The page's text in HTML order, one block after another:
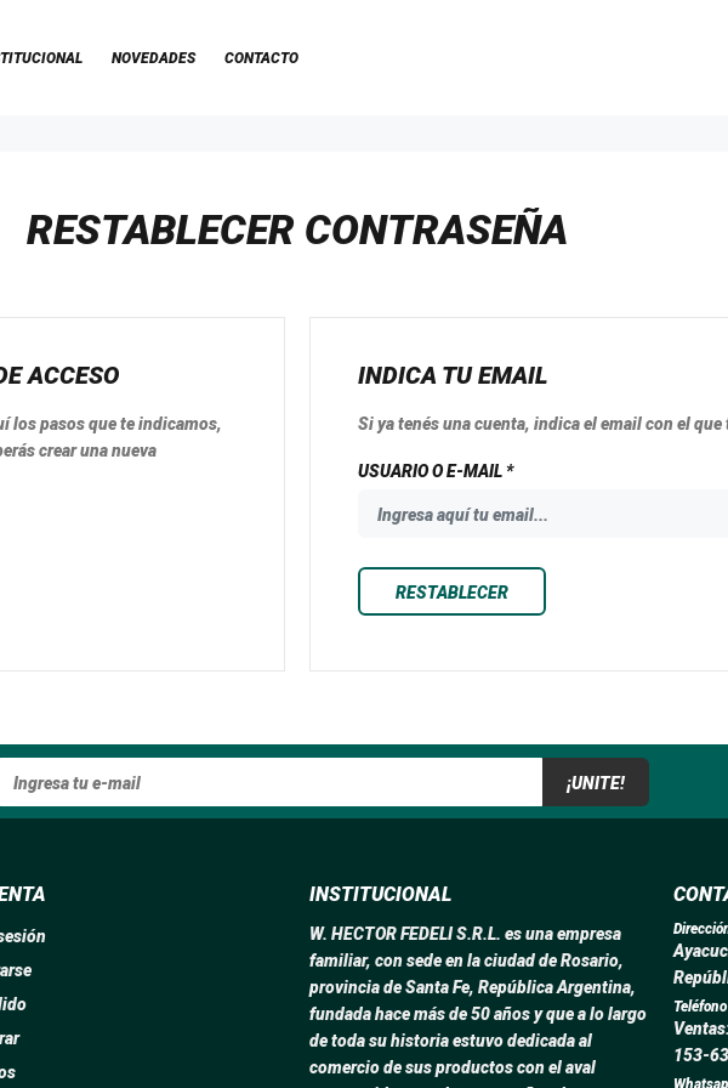
NOVEDADES CONTACTO
RESTABLECER CONTRASEÑA
ACCESO
los pasos que te indicamos,
crear una nueva
INDICA TU EMAIL
Si ya tenés una cuenta, indica el email con el
USUARIO O E-MAIL *
RESTABLECER
¡UNITE!
INSTITUCIONAL
W. HECTOR FEDELI S.R.L. es una empresa
familiar, con sede en la ciudad de Rosario,
provincia de Santa Fe, República Argentina,
fundada hace más de 50 años y que a lo largo
de toda su historia estuvo dedicada al
comercio de sus productos con el aval
Teléfono
153-